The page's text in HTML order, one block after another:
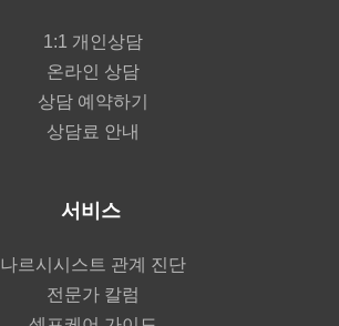
1:1 개인상담
온라인 상담
상담 예약하기
상담료 안내
서비스
나르시시스트 관계 진단
전문가 칼럼